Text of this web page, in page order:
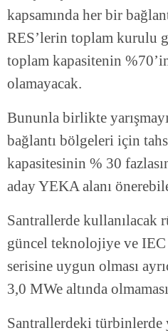
kapsamında her bir
RES’lerin toplam kurulu
toplam kapasitenin
olamayacak.
Bununla birlikte
bağlantı bölgeleri için
kapasitesinin % 30
aday YEKA alanı
Santrallerde kullanılacak
güncel teknolojiye ve IEC
serisine uygun olması
3,0 MWe altında
Santrallerdeki türbinlerde